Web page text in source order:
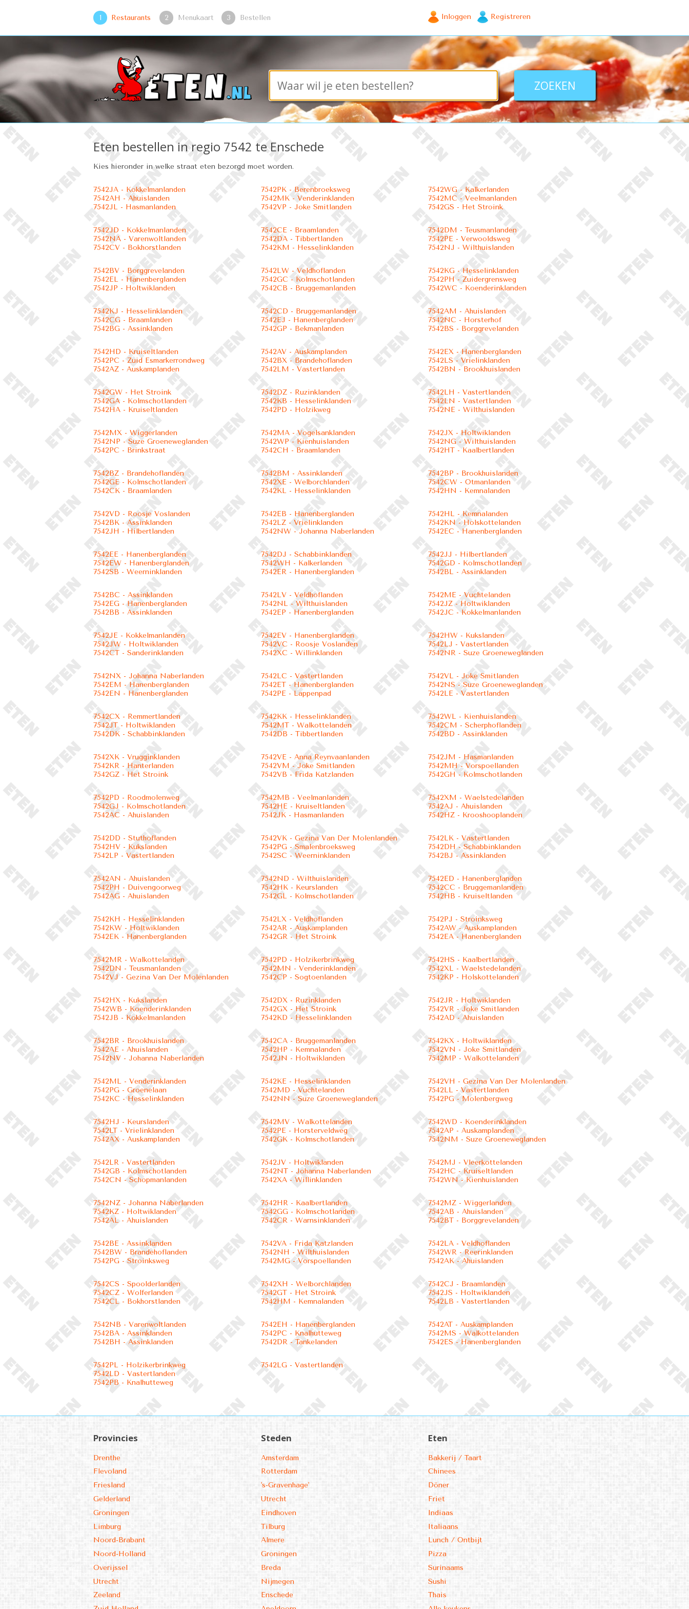
1 Restaurants 2 Menukaart 3 Bestellen Inloggen Registreren
Eten bestellen in regio 7542 te Enschede
Kies hieronder in welke straat eten bezorgd moet worden.
7542JA - Kokkelmanlanden
7542AH - Ahuislanden
7542JL - Hasmanlanden
7542PK - Berenbroeksweg
7542MK - Venderinklanden
7542VP - Joke Smitlanden
7542WG - Kalkerlanden
7542MC - Veelmanlanden
7542GS - Het Stroink
7542JD - Kokkelmanlanden
7542NA - Varenwoltlanden
7542CV - Bokhorstlanden
7542CE - Braamlanden
7542DA - Tibbertlanden
7542KM - Hesselinklanden
7542DM - Teusmanlanden
7542PE - Verwooldsweg
7542NJ - Wilthuislanden
7542BV - Borggrevelanden
7542EL - Hanenberglanden
7542JP - Holtwiklanden
7542LW - Veldhoflanden
7542GC - Kolmschotlanden
7542CB - Bruggemanlanden
7542KG - Hesselinklanden
7542PH - Zuidergrensweg
7542WC - Koenderinklanden
7542KJ - Hesselinklanden
7542CG - Braamlanden
7542BG - Assinklanden
7542CD - Bruggemanlanden
7542EJ - Hanenberglanden
7542GP - Bekmanlanden
7542AM - Ahuislanden
7542NC - Horsterhof
7542BS - Borggrevelanden
7542HD - Kruiseltlanden
7542PC - Zuid Esmarkerrondweg
7542AZ - Auskamplanden
7542AV - Auskamplanden
7542BX - Brandehoflanden
7542LM - Vastertlanden
7542EX - Hanenberglanden
7542LS - Vrielinklanden
7542BN - Brookhuislanden
7542GW - Het Stroink
7542GA - Kolmschotlanden
7542HA - Kruiseltlanden
7542DZ - Ruzinklanden
7542KB - Hesselinklanden
7542PD - Holzikweg
7542LH - Vastertlanden
7542LN - Vastertlanden
7542NE - Wilthuislanden
7542MX - Wiggerlanden
7542NP - Suze Groeneweglanden
7542PC - Brinkstraat
7542MA - Vogelsanklanden
7542WP - Kienhuislanden
7542CH - Braamlanden
7542JX - Holtwiklanden
7542NG - Wilthuislanden
7542HT - Kaalbertlanden
7542BZ - Brandehoflanden
7542GE - Kolmschotlanden
7542CK - Braamlanden
7542BM - Assinklanden
7542XE - Welborchlanden
7542KL - Hesselinklanden
7542BP - Brookhuislanden
7542CW - Otmanlanden
7542HN - Kemnalanden
7542VD - Roosje Voslanden
7542BK - Assinklanden
7542JH - Hilbertlanden
7542EB - Hanenberglanden
7542LZ - Vrielinklanden
7542NW - Johanna Naberlanden
7542HL - Kemnalanden
7542KN - Holskottelanden
7542EC - Hanenberglanden
7542EE - Hanenberglanden
7542EW - Hanenberglanden
7542SB - Weerninklanden
7542DJ - Schabbinklanden
7542WH - Kalkerlanden
7542ER - Hanenberglanden
7542JJ - Hilbertlanden
7542GD - Kolmschotlanden
7542BL - Assinklanden
7542BC - Assinklanden
7542EG - Hanenberglanden
7542BB - Assinklanden
7542LV - Veldhoflanden
7542NL - Wilthuislanden
7542EP - Hanenberglanden
7542ME - Vuchtelanden
7542JZ - Holtwiklanden
7542JC - Kokkelmanlanden
7542JE - Kokkelmanlanden
7542JW - Holtwiklanden
7542CT - Sanderinklanden
7542EV - Hanenberglanden
7542VC - Roosje Voslanden
7542XC - Willinklanden
7542HW - Kukslanden
7542LJ - Vastertlanden
7542NR - Suze Groeneweglanden
7542NX - Johanna Naberlanden
7542EM - Hanenberglanden
7542EN - Hanenberglanden
7542LC - Vastertlanden
7542ET - Hanenberglanden
7542PE - Lappenpad
7542VL - Joke Smitlanden
7542NS - Suze Groeneweglanden
7542LE - Vastertlanden
7542CX - Remmertlanden
7542JT - Holtwiklanden
7542DK - Schabbinklanden
7542KK - Hesselinklanden
7542MT - Walkottelanden
7542DB - Tibbertlanden
7542WL - Kienhuislanden
7542CM - Scherphoflanden
7542BD - Assinklanden
7542XK - Vrugginklanden
7542KR - Hanterlanden
7542GZ - Het Stroink
7542VE - Anna Reynvaanlanden
7542VM - Joke Smitlanden
7542VB - Frida Katzlanden
7542JM - Hasmanlanden
7542MH - Vorspoellanden
7542GH - Kolmschotlanden
7542PD - Roodmolenweg
7542GJ - Kolmschotlanden
7542AC - Ahuislanden
7542MB - Veelmanlanden
7542HE - Kruiseltlanden
7542JK - Hasmanlanden
7542XM - Waelstedelanden
7542AJ - Ahuislanden
7542HZ - Krooshooplanden
7542DD - Stuthoflanden
7542HV - Kukslanden
7542LP - Vastertlanden
7542VK - Gezina Van Der Molenlanden
7542PG - Smalenbroeksweg
7542SC - Weerninklanden
7542LK - Vastertlanden
7542DH - Schabbinklanden
7542BJ - Assinklanden
7542AN - Ahuislanden
7542PH - Duivengoorweg
7542AG - Ahuislanden
7542ND - Wilthuislanden
7542HK - Keurslanden
7542GL - Kolmschotlanden
7542ED - Hanenberglanden
7542CC - Bruggemanlanden
7542HB - Kruiseltlanden
7542KH - Hesselinklanden
7542KW - Holtwiklanden
7542EK - Hanenberglanden
7542LX - Veldhoflanden
7542AR - Auskamplanden
7542GR - Het Stroink
7542PJ - Stroinksweg
7542AW - Auskamplanden
7542EA - Hanenberglanden
7542MR - Walkottelanden
7542DN - Teusmanlanden
7542VJ - Gezina Van Der Molenlanden
7542PD - Holzikerbrinkweg
7542MN - Venderinklanden
7542CP - Sogtoenlanden
7542HS - Kaalbertlanden
7542XL - Waelstedelanden
7542KP - Holskottelanden
7542HX - Kukslanden
7542WB - Koenderinklanden
7542JB - Kokkelmanlanden
7542DX - Ruzinklanden
7542GX - Het Stroink
7542KD - Hesselinklanden
7542JR - Holtwiklanden
7542VR - Joke Smitlanden
7542AD - Ahuislanden
7542BR - Brookhuislanden
7542AE - Ahuislanden
7542NV - Johanna Naberlanden
7542CA - Bruggemanlanden
7542HP - Kemnalanden
7542JN - Holtwiklanden
7542KX - Holtwiklanden
7542VN - Joke Smitlanden
7542MP - Walkottelanden
7542ML - Venderinklanden
7542PG - Groenelaan
7542KC - Hesselinklanden
7542KE - Hesselinklanden
7542MD - Vuchtelanden
7542NN - Suze Groeneweglanden
7542VH - Gezina Van Der Molenlanden
7542LL - Vastertlanden
7542PG - Molenbergweg
7542HJ - Keurslanden
7542LT - Vrielinklanden
7542AX - Auskamplanden
7542MV - Walkottelanden
7542PE - Horsterveldweg
7542GK - Kolmschotlanden
7542WD - Koenderinklanden
7542AP - Auskamplanden
7542NM - Suze Groeneweglanden
7542LR - Vastertlanden
7542GB - Kolmschotlanden
7542CN - Schopmanlanden
7542JV - Holtwiklanden
7542NT - Johanna Naberlanden
7542XA - Willinklanden
7542MJ - Vleerkottelanden
7542HC - Kruiseltlanden
7542WN - Kienhuislanden
7542NZ - Johanna Naberlanden
7542KZ - Holtwiklanden
7542AL - Ahuislanden
7542HR - Kaalbertlanden
7542GG - Kolmschotlanden
7542CR - Warnsinklanden
7542MZ - Wiggerlanden
7542AB - Ahuislanden
7542BT - Borggrevelanden
7542BE - Assinklanden
7542BW - Brandehoflanden
7542PG - Stroinksweg
7542VA - Frida Katzlanden
7542NH - Wilthuislanden
7542MG - Vorspoellanden
7542LA - Veldhoflanden
7542WR - Reerinklanden
7542AK - Ahuislanden
7542CS - Spoolderlanden
7542CZ - Wolferlanden
7542CL - Bokhorstlanden
7542XH - Welborchlanden
7542GT - Het Stroink
7542HM - Kemnalanden
7542CJ - Braamlanden
7542JS - Holtwiklanden
7542LB - Vastertlanden
7542NB - Varenwoltlanden
7542BA - Assinklanden
7542BH - Assinklanden
7542EH - Hanenberglanden
7542PC - Knalhutteweg
7542DR - Tankelanden
7542AT - Auskamplanden
7542MS - Walkottelanden
7542ES - Hanenberglanden
7542PL - Holzikerbrinkweg
7542LD - Vastertlanden
7542PB - Knalhutteweg
7542LG - Vastertlanden
Provincies
Drenthe
Flevoland
Friesland
Gelderland
Groningen
Limburg
Noord-Brabant
Noord-Holland
Overijssel
Utrecht
Zeeland
Steden
Amsterdam
Rotterdam
's-Gravenhage'
Utrecht
Eindhoven
Tilburg
Almere
Groningen
Breda
Nijmegen
Enschede
Eten
Bakkerij / Taart
Chinees
Döner
Friet
Indiaas
Italiaans
Lunch / Ontbijt
Pizza
Surinaams
Sushi
Thais